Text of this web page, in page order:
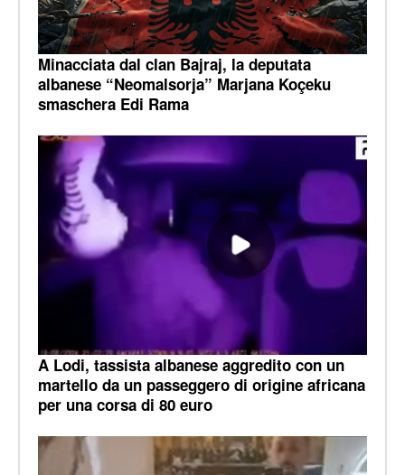
Minacciata dal clan Bajraj, la deputata
albanese “Neomalsorja” Marjana Koçeku
smaschera Edi Rama
A Lodi, tassista albanese aggredito con un
martello da un passeggero di origine africana
per una corsa di 80 euro